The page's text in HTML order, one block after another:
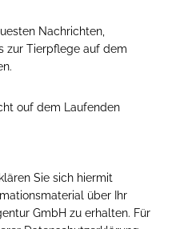
Nachrichten,
zur Tierpflege auf dem
ouf dem Laufenden
Sie sich hiermit
über Ihr
GmbH zu erhalten. Für